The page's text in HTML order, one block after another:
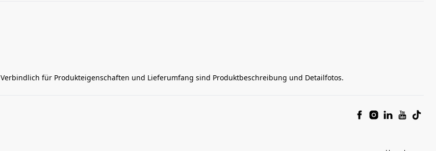
für Produkteigenschaften und Lieferumfang sind Produktbeschreibung und Detailfotos.